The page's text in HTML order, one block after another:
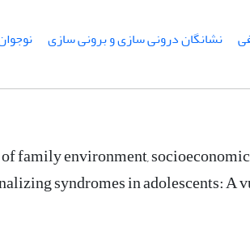
نشانگان درونی سازی و برونی سازی
family environment,
syndromes in adolescents: A